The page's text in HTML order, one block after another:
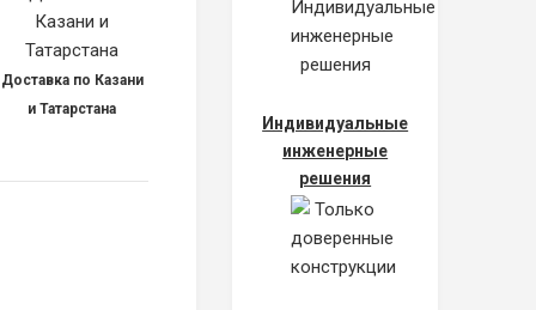
Доставка по Казани
и Татарстана
Индивидуальные
инженерные
решения